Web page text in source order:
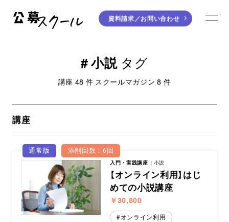
ジャンルから探す
童話
ライティング
川柳・短歌・俳句
学び方から探す
デジタル講座
入門・実践講座
資料請求／お問い合わせ
小説タグ
講座 48 件 スクールマガジン 8 件
講座
通常版 添削回数：6回
入門・実践講座 小説
【オンライン利用】はじ
めての小説講座
￥30,800
オンライン利用